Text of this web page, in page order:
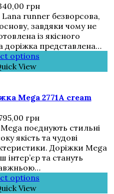
грн
runner безворсова,
завдяки чому не
із якісного
доріжка представлена…
options
View
Mega 2771A cream
грн
поєднують стильні
якість та чудові
Доріжки Mega
інтер’єр та стануть
options
View